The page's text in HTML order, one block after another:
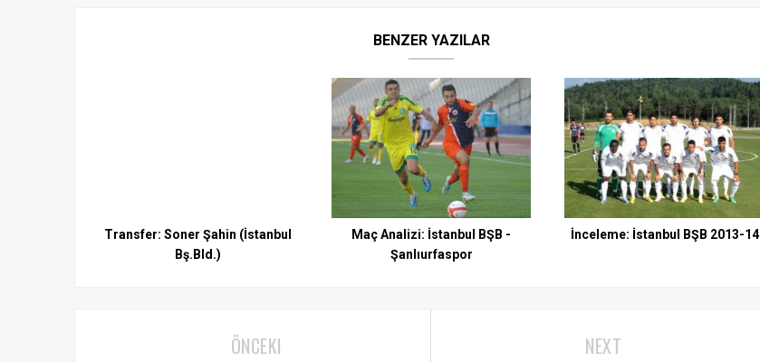
BENZER YAZILAR
Transfer: Soner Şahin (İstanbul
Bş.Bld.)
Maç Analizi: İstanbul BŞB -
Şanlıurfaspor
İnceleme: İstanbul BŞB 2013-14
NEXT
ÖNCEKI